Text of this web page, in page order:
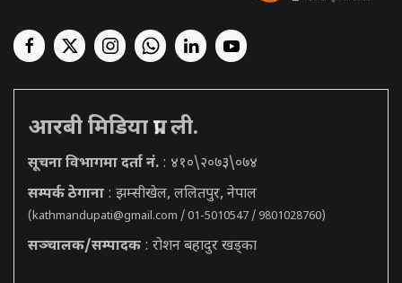
आरबी मिडिया प्रा. ली.
सूचना विभागमा दर्ता नं. : ४१०\२०७३\०७४
सम्पर्क ठेगाना : झम्सीखेल, ललितपुर, नेपाल
(kathmandupati@gmail.com / 01-5010547 / 9801028760)
सञ्चालक/सम्पादक : रोशन बहादुर खड्का